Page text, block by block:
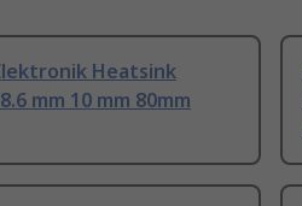
Heatsink
mm 10 mm 80mm